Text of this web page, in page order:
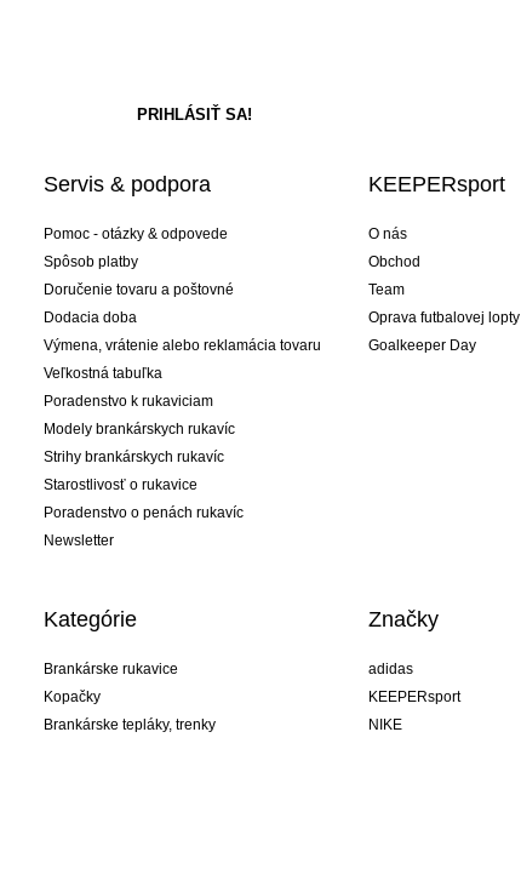
Servis & podpora
Pomoc - otázky & odpovede
Spôsob platby
Doručenie tovaru a poštovné
Dodacia doba
Výmena, vrátenie alebo reklamácia tovaru
Veľkostná tabuľka
Poradenstvo k rukaviciam
Modely brankárskych rukavíc
Strihy brankárskych rukavíc
Starostlivosť o rukavice
Poradenstvo o penách rukavíc
Newsletter
KEEPERsport
O nás
Obchod
Team
Oprava futbalovej lopty
Goalkeeper Day
Kategórie
Brankárske rukavice
Kopačky
Brankárske tepláky, trenky
Značky
adidas
KEEPERsport
NIKE